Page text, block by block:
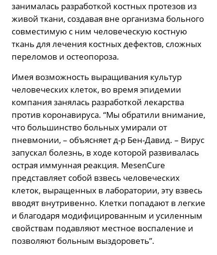
занималась разработкой костных протезов из
живой ткани, создавая вне организма больного
совместимую с ним человеческую костную
ткань для лечения костных дефектов, сложных
переломов и остеопороза.
Имея возможность выращивания культур
человеческих клеток, во время эпидемии
компания занялась разработкой лекарства
против коронавируса. “Мы обратили внимание,
что большинство больных умирали от
пневмонии, – объясняет д-р Бен-Давид. – Вирус
запускал болезнь, в ходе которой развивалась
острая иммунная реакция. MesenCure
представляет собой взвесь человеческих
клеток, выращенных в лаборатории, эту взвесь
вводят внутривенно. Клетки попадают в легкие
и благодаря модифицированным и усиленным
свойствам подавляют местное воспаление и
позволяют больным выздороветь”.